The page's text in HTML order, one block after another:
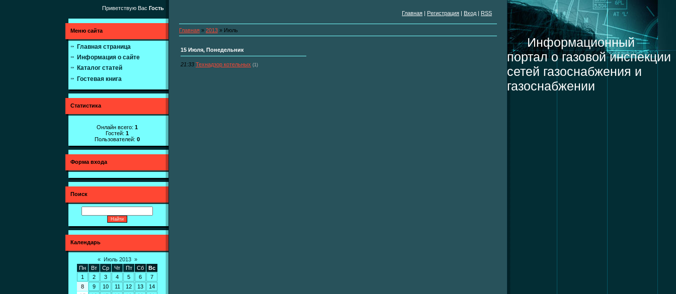
Приветствую Вас Гость
Меню сайта
Главная страница
Информация о сайте
Каталог статей
Гостевая книга
Статистика
Онлайн всего: 1
Гостей: 1
Пользователей: 0
Форма входа
Поиск
Календарь
« Июль 2013 »
Пн
Вт Ср Чт Пт Сб
Вс
1
2 3 4 5 6
7
8
9 10 11 12 13
14
Главная | Регистрация | Вход | RSS
Главная » 2013 » Июль
15 Июля, Понедельник
21:33 Технадзор котельных (1)
Информационный
портал о газовой инспекции
сетей газоснабжения и
газоснабжении